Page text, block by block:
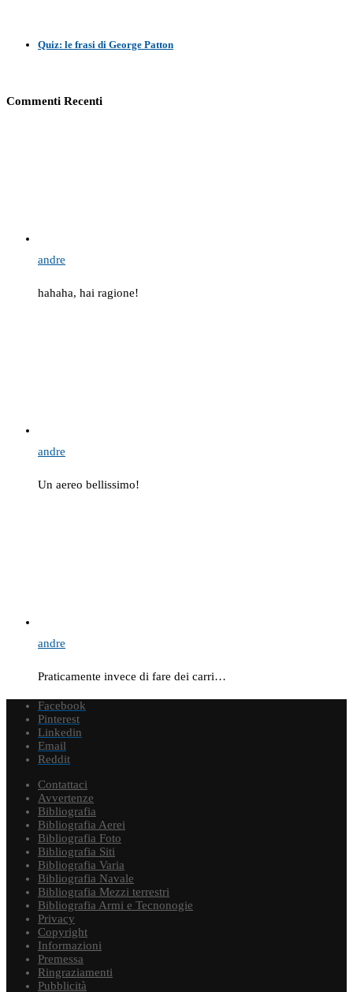
Quiz: le frasi di George Patton
Commenti Recenti
andre
hahaha, hai ragione!
andre
Un aereo bellissimo!
andre
Praticamente invece di fare dei carri…
Facebook
Pinterest
Linkedin
Email
Reddit
Contattaci
Avvertenze
Bibliografia
Bibliografia Aerei
Bibliografia Foto
Bibliografia Siti
Bibliografia Varia
Bibliografia Navale
Bibliografia Mezzi terrestri
Bibliografia Armi e Tecnonogie
Privacy
Copyright
Informazioni
Premessa
Ringraziamenti
Pubblicità